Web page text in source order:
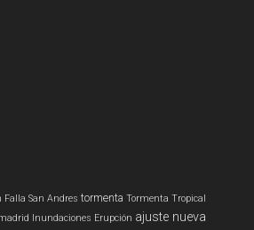
Falla San Andres tormenta Tormenta Tropical
Inundaciones Erupción ajuste nueva